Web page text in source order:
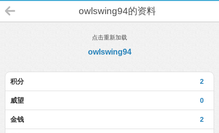
owlswing94的资料
点击重新加载
owlswing94
2
积分
0
威望
2
金钱